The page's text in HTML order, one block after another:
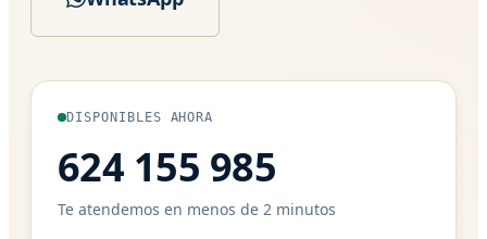
DISPONIBLES AHORA
624 155 985
Te atendemos en menos de 2 minutos